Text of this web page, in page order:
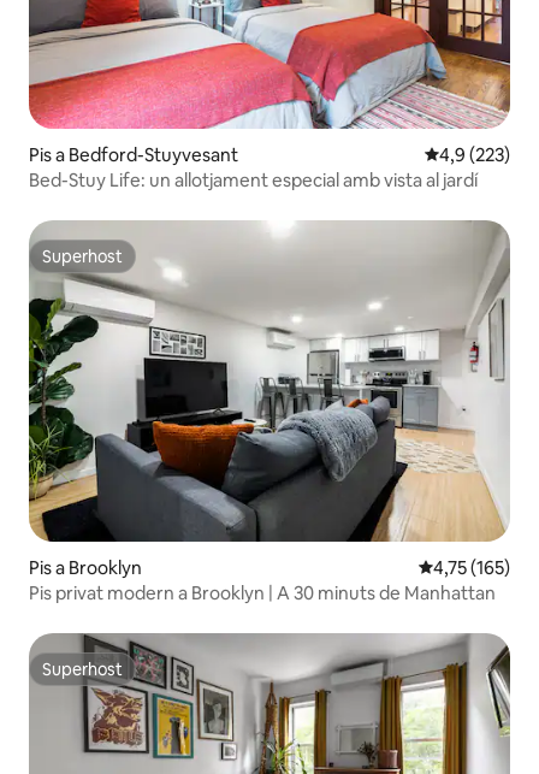
Pis a Bedford-Stuyvesant 4,9 de
4,9 (223)
Bed-Stuy Life: un allotjament especial amb vista al jardí
Superhost
Superhost
Pis a Brooklyn 4,75 de
4,75 (165)
Pis privat modern a Brooklyn | A 30 minuts de Manhattan
Superhost
Superhost